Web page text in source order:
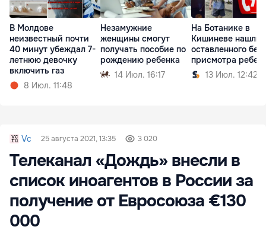
В Молдове
неизвестный почти
40 минут убеждал 7-
летнюю девочку
включить газ
8 Июл. 11:48
Незамужние
женщины смогут
получать пособие по
рождению ребенка
14 Июл. 16:17
На Ботанике в
Кишиневе нашли
оставленного без
присмотра
13 Июл. 12:42
Vc 25 августа 2021, 13:35 3 020
Телеканал «Дождь» внесли в
список иноагентов в России за
получение от Евросоюза €130
000